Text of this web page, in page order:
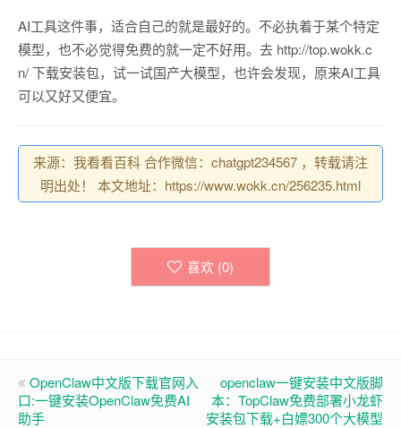
AI工具这件事，适合自己的就是最好的。不必执着于某个特定
模型，也不必觉得免费的就一定不好用。去 http://top.wokk.c
n/ 下载安装包，试一试国产大模型，也许会发现，原来AI工具
可以又好又便宜。
来源：我看看百科 合作微信：chatgpt234567 ，转载请注
明出处！ 本文地址：https://www.wokk.cn/256235.html
喜欢 (0)
OpenClaw中文版下载官网入
口:一键安装OpenClaw免费AI
助手
openclaw一键安装中文版脚
本：TopClaw免费部署小龙虾
安装包下载+白嫖300个大模型